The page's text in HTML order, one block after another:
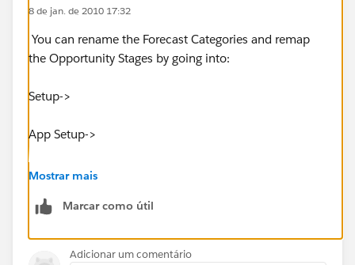
8 de jan. de 2010 17:32
You can rename the Forecast Categories and remap
the Opportunity Stages by going into:
Setup->
App Setup->
+ Opportunities
Forecast Category
Mostrar mais
Marcar como útil
Adicionar um comentário